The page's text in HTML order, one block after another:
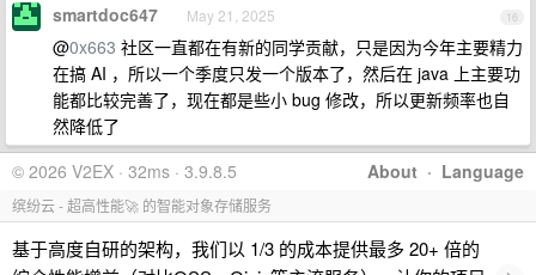
16
smartdoc647 May 21, 2025
@0x663 社区一直都在有新的同学贡献，只是因为今年主要精力
在搞 AI ，所以一个季度只发一个版本了，然后在 java 上主要功
能都比较完善了，现在都是些小 bug 修改，所以更新频率也自
然降低了
About · Language
© 2026 V2EX · 32ms · 3.9.8.5
缤纷云 - 超高性能🚀 的智能对象存储服务
基于高度自研的架构，我们以 1/3 的成本提供最多 20+ 倍的